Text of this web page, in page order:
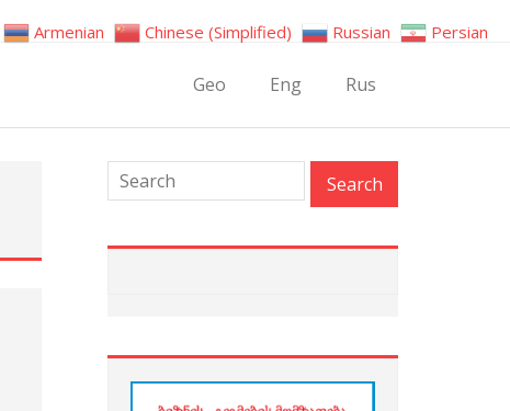
Geo Eng Rus
Armenian Chinese (Simplified) Russian Persian